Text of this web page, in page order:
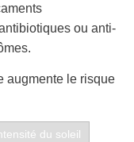
ou anti-
augmente le risque
du soleil